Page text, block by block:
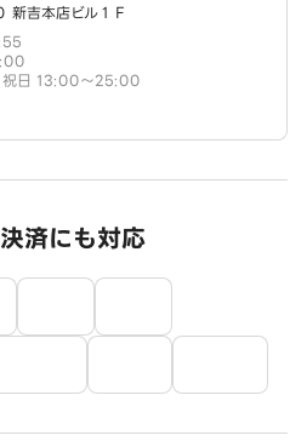
新吉本店ビル１Ｆ
祝日 13:00～25:00
済にも対応